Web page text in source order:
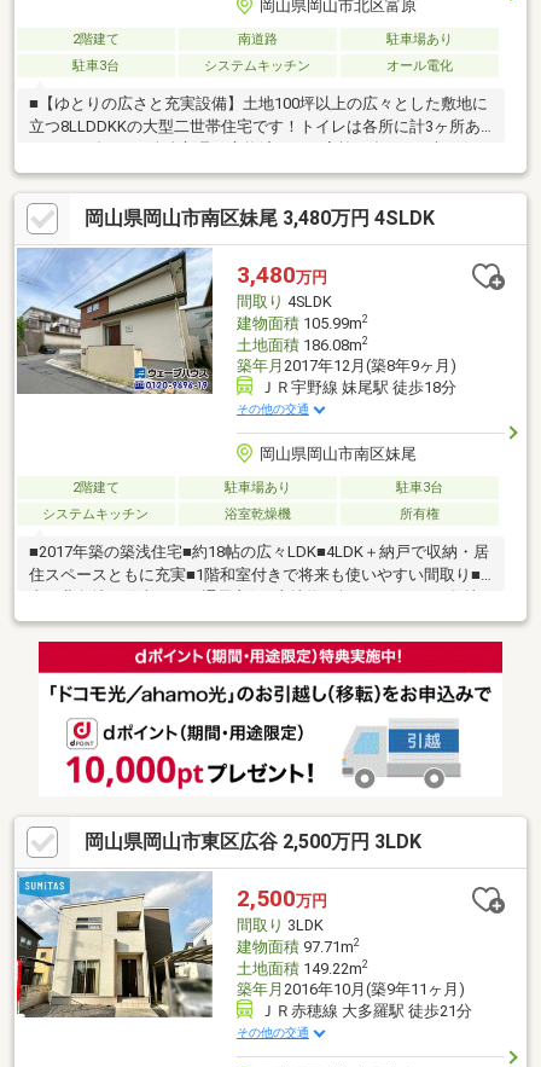
岡山県岡山市北区富原
2階建て 南道路
駐車場あり
駐車3台
システムキッチン オール電化
■【ゆとりの広さと充実設備】土地100坪以上の広々とした敷地に
立つ8LLDDKKの大型二世帯住宅です！トイレは各所に計3ヶ所あ
り、2026年7月に全台新品へ交換済み！ご家族が多くても朝の混
雑とは無縁！■【使い勝手の良い水回り】お掃除がしやすくお料
理もはかどる3口IH付きのシステムキッチンを採用◎ご家族みんな
で囲む毎日の食卓を、より楽しく快適に彩ります♪■【快適な駐車
スペースと外回り】車10台が駐車可能でカーポートとサイクルポ
ートを完備！2020年には外壁裏側のサイディング張替え済みで
す。岡山バイパスへのアクセスも良好で毎日の通勤や休日のお出
かけにも便利な立地です！
岡山県岡山市南区妹尾 3,480万円 4SLDK
3,480万円
間取り 4SLDK
建物面積105.99m2
土地面積186.08m2
築年月 2017年12月(築8年9ヶ月)
ＪＲ宇野線 妹尾駅 徒歩18分
その他の交通
岡山県岡山市南区妹尾
2階建て 駐車場あり
駐車3台
システムキッチン
浴室乾燥機 所有権
■2017年築の築浅住宅■約18帖の広々LDK■4LDK＋納戸で収納・居
住スペースともに充実■1階和室付きで将来も使いやすい間取り■
■JR妹尾駅徒歩17分■閑静な住宅街に立地
岡山県岡山市東区広谷 2,500万円 3LDK
2,500万円
間取り 3LDK
建物面積97.71m2
土地面積149.22m2
築年月 2016年10月(築9年11ヶ月)
ＪＲ赤穂線 大多羅駅 徒歩21分
その他の交通